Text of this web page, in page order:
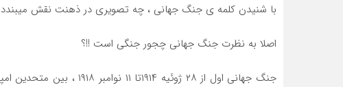
با شنیدن کلمه ی جنگ جهانی ، چه تصویری در ذهنت نقش
اصلا به نظرت جنگ جهانی چجور جنگی است !!؟
جنگ جهانی اول از ۲۸ ژوئیه